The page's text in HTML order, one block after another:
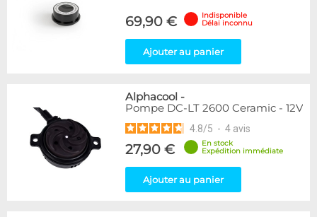
69,90 €
Indisponible
Délai inconnu
Ajouter au panier
Alphacool -
Pompe DC-LT 2600 Ceramic - 12V
4.8/5 - 4 avis
27,90 €
En stock
Expédition immédiate
Ajouter au panier